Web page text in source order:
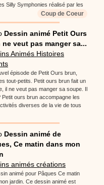
Silly Symphonies réalisé par les
Coup de Coeur
Dessin animé Petit Ours
ne veut pas manger sa...
Animés Histoires
épisode de Petit Ours brun,
tout-petits. Petit ours brun fait un
il ne veut pas manger sa soupe. Il
ours brun accompagne les
diverses de la vie de tous
Dessin animé de
Ce matin dans mon
animés créations
animé pour Pâques Ce matin
jardin. Ce dessin animé est